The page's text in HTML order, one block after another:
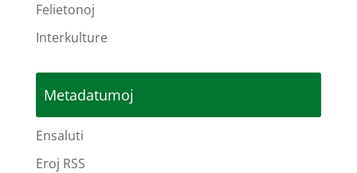
Felietonoj
Interkulture
Metadatumoj
Ensaluti
Eroj RSS